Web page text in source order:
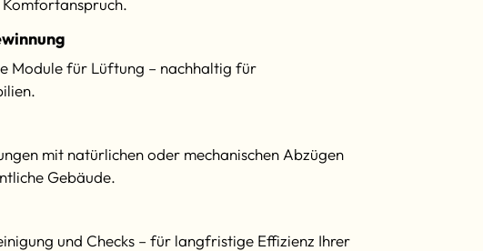
Module für Lüftung – nachhaltig für
mit natürlichen oder mechanischen Abzügen
Gebäude.
und Checks – für langfristige Effizienz Ihrer